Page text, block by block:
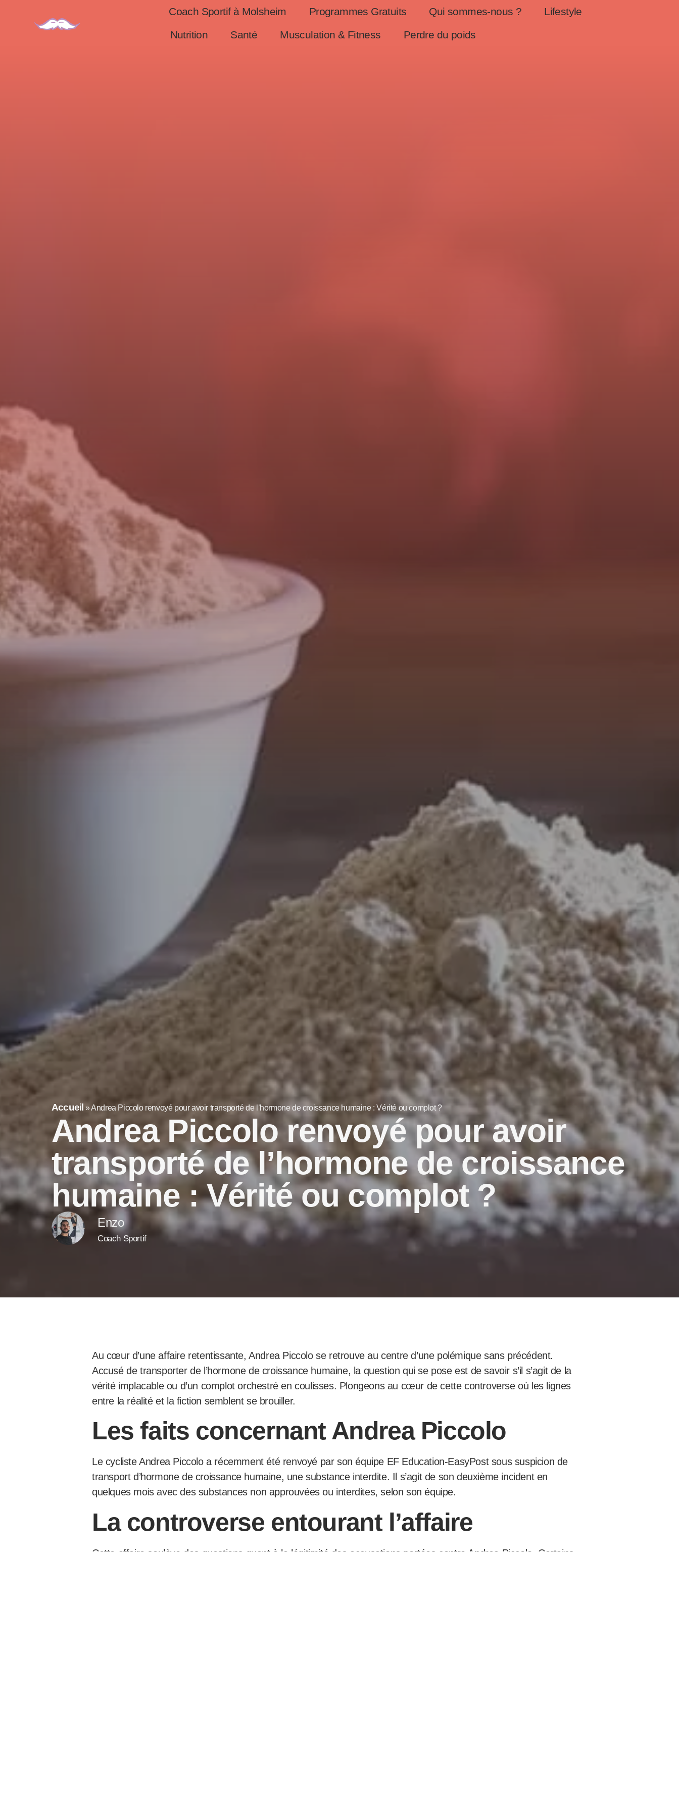
Coach Sportif à Molsheim Programmes Gratuits Qui sommes-nous ?
Lifestyle
Nutrition
Santé Musculation & Fitness Perdre du poids
Accueil »Andrea Piccolo renvoyé pour avoir transporté de l’hormone de croissance humaine : Vérité ou complot ?
Andrea Piccolo renvoyé pour avoir
transporté de l’hormone de croissance
humaine : Vérité ou complot ?
Enzo
Coach Sportif
Au cœur d’une affaire retentissante, Andrea Piccolo se retrouve au centre d’une polémique sans précédent.
Accusé de transporter de l’hormone de croissance humaine, la question qui se pose est de savoir s’il s’agit de la
vérité implacable ou d’un complot orchestré en coulisses. Plongeons au cœur de cette controverse où les lignes
entre la réalité et la fiction semblent se brouiller.
Les faits concernant Andrea Piccolo
Le cycliste Andrea Piccolo a récemment été renvoyé par son équipe EF Education-EasyPost sous suspicion de
transport d’hormone de croissance humaine, une substance interdite. Il s’agit de son deuxième incident en
quelques mois avec des substances non approuvées ou interdites, selon son équipe.
La controverse entourant l’affaire
Cette affaire soulève des questions quant à la légitimité des accusations portées contre Andrea Piccolo. Certains